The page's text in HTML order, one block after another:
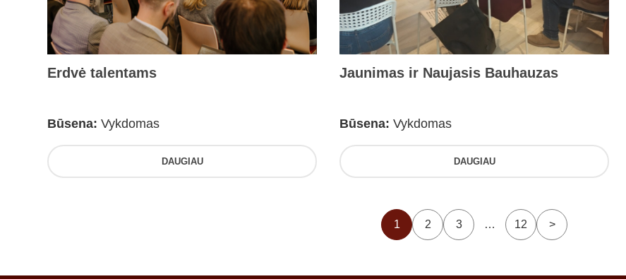
Erdvė talentams
Būsena: Vykdomas
DAUGIAU
Jaunimas ir Naujasis Bauhauzas
Būsena: Vykdomas
DAUGIAU
1 2 3 … 12 >